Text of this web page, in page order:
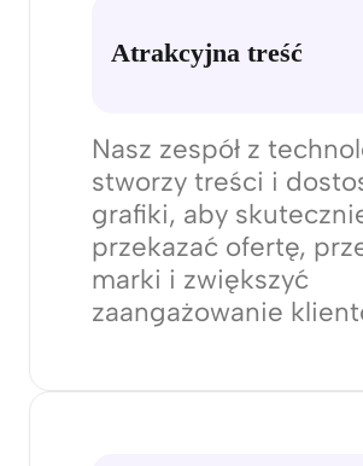
stronę dla Twojej
nowoczesnymi
Przeprowadzimy
pracowników.